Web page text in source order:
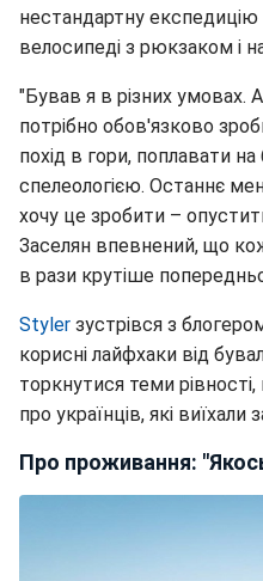
нестандартну
велосипеді з рюкзаком і
"Бував я в різних умовах.
потрібно обов'язково
похід в гори, поплавати
спелеологією. Останнє
хочу це зробити –
Заселян впевнений, що
в рази крутіше
Styler зустрівся з
корисні лайфхаки від
торкнутися теми
про українців, які виїхали
Про проживання: